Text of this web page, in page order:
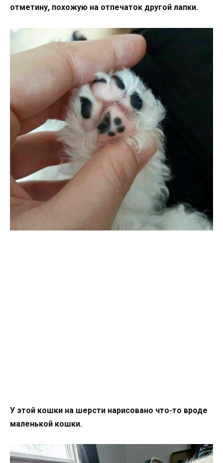
отметину, похожую на отпечаток другой лапки.
У этой кошки на шерсти нарисовано что-то вроде
маленькой кошки.